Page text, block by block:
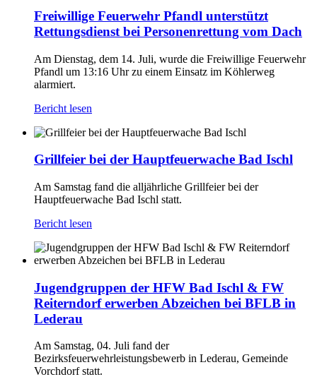
Freiwillige Feuerwehr Pfandl unterstützt
Rettungsdienst bei Personenrettung vom Dach
Am Dienstag, dem 14. Juli, wurde die Freiwillige Feuerwehr
Pfandl um 13:16 Uhr zu einem Einsatz im Köhlerweg
alarmiert.
Bericht lesen
Grillfeier bei der Hauptfeuerwache Bad Ischl
Am Samstag fand die alljährliche Grillfeier bei der
Hauptfeuerwache Bad Ischl statt.
Bericht lesen
Jugendgruppen der HFW Bad Ischl & FW
Reiterndorf erwerben Abzeichen bei BFLB in
Lederau
Am Samstag, 04. Juli fand der
Bezirksfeuerwehrleistungsbewerb in Lederau, Gemeinde
Vorchdorf statt.